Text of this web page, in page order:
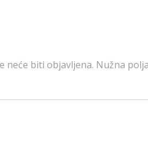
neće biti objavljena. Nužna